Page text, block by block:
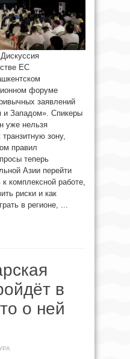
ЕС
форуме
заявлений
и Западом». Спикеры
уже нельзя
зону,
правил
теперь
Азии перейти
к комплексной работе,
риски и как
в регионе, ...
в
о ней